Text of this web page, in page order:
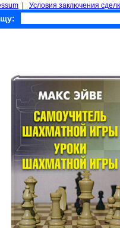
Условия заключения